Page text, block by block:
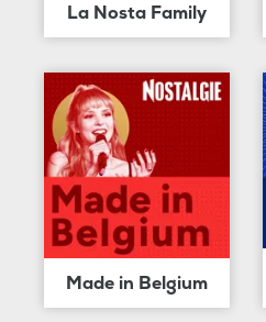
La Nosta Family
Made in Belgium